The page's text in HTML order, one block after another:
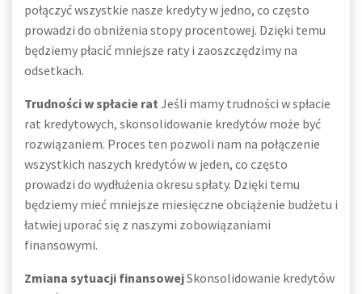
połączyć wszystkie nasze kredyty w jedno, co często
prowadzi do obniżenia stopy procentowej. Dzięki temu
będziemy płacić mniejsze raty i zaoszczędzimy na
odsetkach.
Trudności w spłacie rat Jeśli mamy trudności w spłacie
rat kredytowych, skonsolidowanie kredytów może być
rozwiązaniem. Proces ten pozwoli nam na połączenie
wszystkich naszych kredytów w jeden, co często
prowadzi do wydłużenia okresu spłaty. Dzięki temu
będziemy mieć mniejsze miesięczne obciążenie budżetu i
łatwiej uporać się z naszymi zobowiązaniami
finansowymi.
Zmiana sytuacji finansowejSkonsolidowanie kredytów